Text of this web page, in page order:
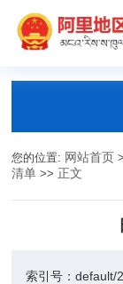
您的位置: 网站首页
清单 >> 正文
索引号：default/